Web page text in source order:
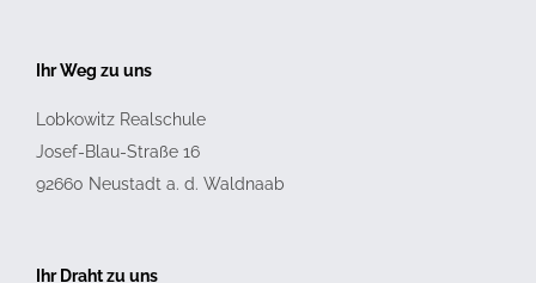
Ihr Weg zu uns
Lobkowitz Realschule
Josef-Blau-Straße 16
92660 Neustadt a. d. Waldnaab
Ihr Draht zu uns